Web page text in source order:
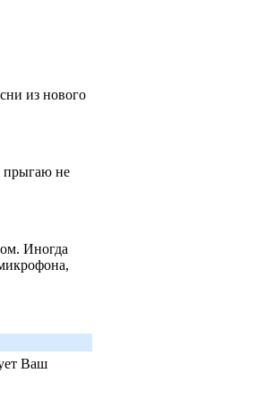
из нового
прыгаю не
Иногда
Ваш